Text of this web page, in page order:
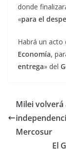
donde
«para el
Habrá un acto
Economía,
entrega» del
Milei volverá
Mercosur
El